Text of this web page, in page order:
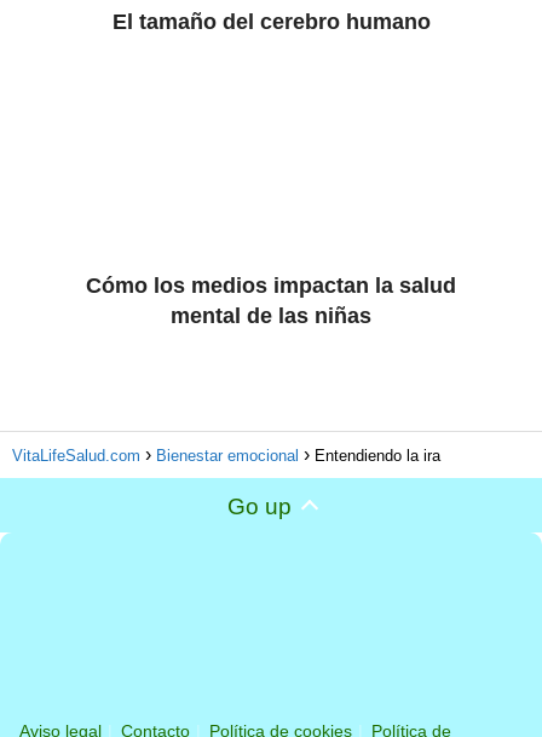
El tamaño del cerebro humano
Cómo los medios impactan la salud
mental de las niñas
VitaLifeSalud.com Bienestar emocional Entendiendo la ira
Go up
Aviso legal Contacto Política de cookies Política de